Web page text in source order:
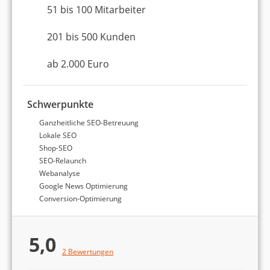
Agenturen.
Top 3 SEO-Agenturen in
Platz 1 in Köln 8,98 von 10
SaphirSolution GmbH 360°
Online-Marketing
Köln
51 bis 100 Mitarbeiter
51 bis 100 Mitarbeiter
201 bis 500 Kunden
ab 2.000 Euro
Schwerpunkte
Ganzheitliche SEO-Betreuung
Lokale SEO
Shop-SEO
SEO-Relaunch
Webanalyse
Google News Optimierung
Conversion-Optimierung
5,0 2 Bewertungen